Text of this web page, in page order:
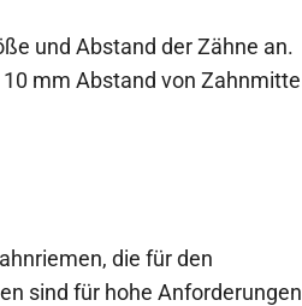
und Abstand der Zähne an.
mm Abstand von Zahnmitte
die für den
sind für hohe Anforderungen